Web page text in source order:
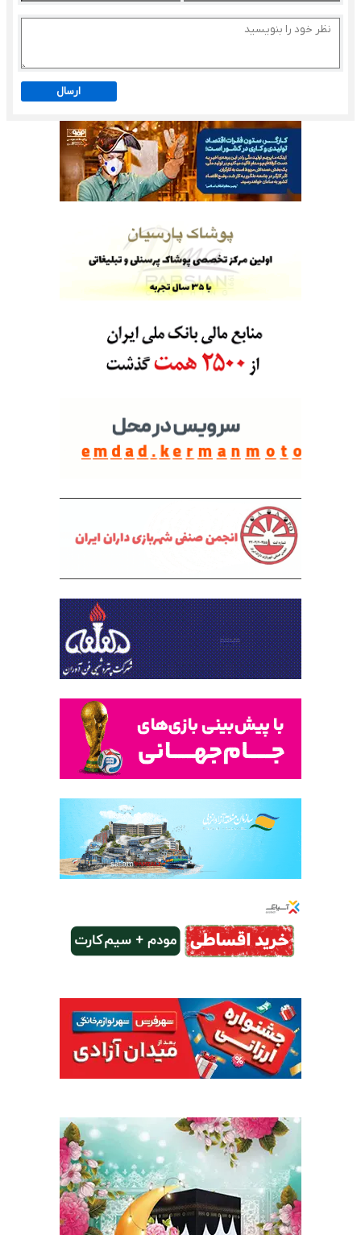
ارسال